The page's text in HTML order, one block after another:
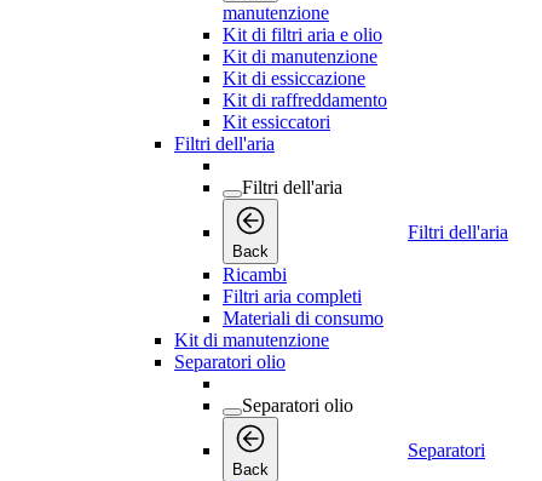
manutenzione
Kit di filtri aria e olio
Kit di manutenzione
Kit di essiccazione
Kit di raffreddamento
Kit essiccatori
Filtri dell'aria
Filtri dell'aria
Back
Filtri dell'aria
Ricambi
Filtri aria completi
Materiali di consumo
Kit di manutenzione
Separatori olio
Separatori olio
Back
Separatori